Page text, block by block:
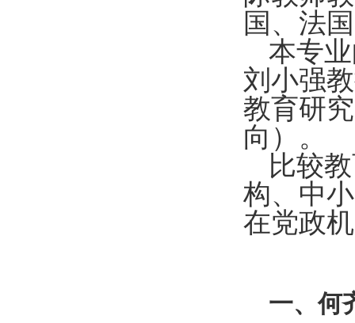
国、法
本专
刘小强
教育研
向）。
比较
构、中
在党政
一、何